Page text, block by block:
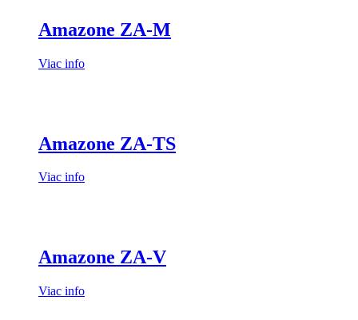
Amazone ZA-M
Viac info
Amazone ZA-TS
Viac info
Amazone ZA-V
Viac info